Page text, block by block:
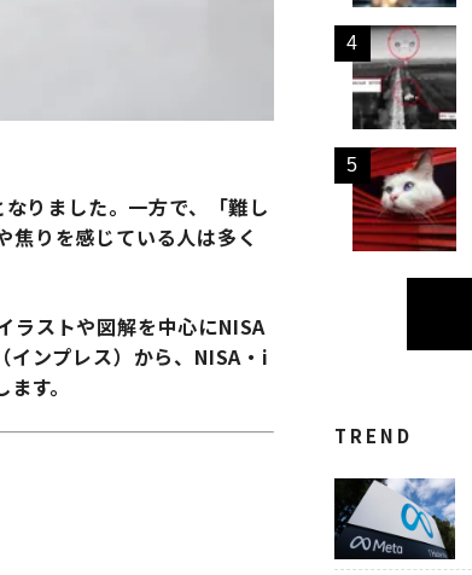
りました。一方で、「難し
焦りを感じている人は多く
ラストや図解を中心にNISA
（インプレス）から、NISA・i
す。
TREND